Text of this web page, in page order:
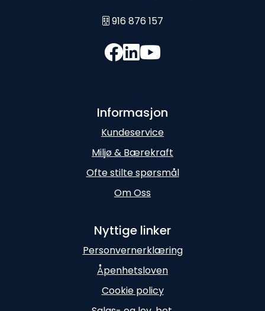
916 876 157
Informasjon
Kundeservice
Miljø & Bærekraft
Ofte stilte spørsmål
Om Oss
Nyttige linker
Personvernerklæring
Åpenhetsloven
Cookie policy